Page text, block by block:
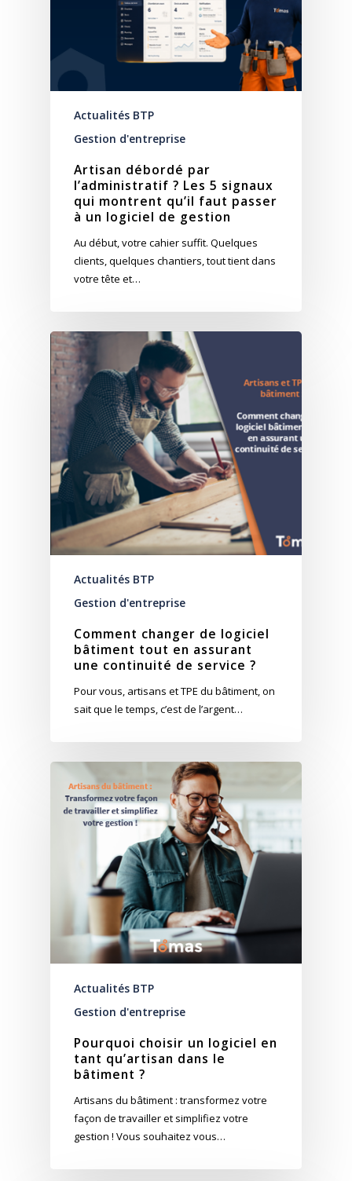
Actualités BTP
Gestion d'entreprise
Artisan débordé par
l’administratif ? Les 5 signaux
qui montrent qu’il faut passer
à un logiciel de gestion
Au début, votre cahier suffit. Quelques
clients, quelques chantiers, tout tient dans
votre tête et…
Actualités BTP
Gestion d'entreprise
Comment changer de logiciel
bâtiment tout en assurant
une continuité de service ?
Pour vous, artisans et TPE du bâtiment, on
sait que le temps, c’est de l’argent…
Actualités BTP
Gestion d'entreprise
Pourquoi choisir un logiciel en
tant qu’artisan dans le
bâtiment ?
Artisans du bâtiment : transformez votre
façon de travailler et simplifiez votre
gestion ! Vous souhaitez vous…